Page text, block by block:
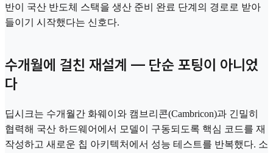
반이 국산 반도체 스택을 생산 준비 완료 단계의 경로로 받아
들이기 시작했다는 신호다.
수개월에 걸친 재설계 — 단순 포팅이 아니었
다
딥시크는 수개월간 화웨이와 캠브리콘(Cambricon)과 긴밀히
협력해 국산 하드웨어에서 모델이 구동되도록 핵심 코드를 재
작성하고 새로운 칩 아키텍처에서 성능 테스트를 반복했다. 소